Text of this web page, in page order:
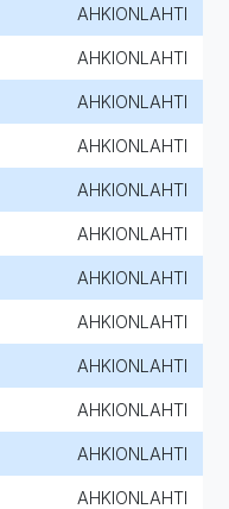
AHKIONLAHTI
AHKIONLAHTI
AHKIONLAHTI
AHKIONLAHTI
AHKIONLAHTI
AHKIONLAHTI
AHKIONLAHTI
AHKIONLAHTI
AHKIONLAHTI
AHKIONLAHTI
AHKIONLAHTI
AHKIONLAHTI